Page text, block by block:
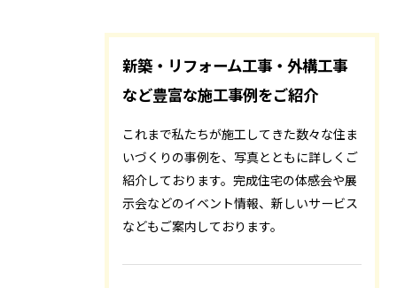
新築・リフォーム工事・外構工事
など豊富な施工事例をご紹介
これまで私たちが施工してきた数々な住ま
いづくりの事例を、写真とともに詳しくご
紹介しております。完成住宅の体感会や展
示会などのイベント情報、新しいサービス
などもご案内しております。